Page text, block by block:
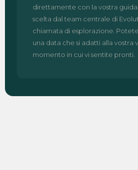
direttamente con la vostra guida
scelta dal team centrale di
chiamata di esplorazione.
una data che si adatti alla vostra
momento in cui vi sentite pronti.